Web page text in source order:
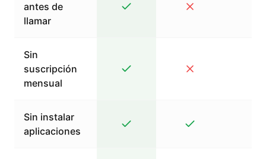
antes de
llamar
Sin
suscripción
mensual
Sin instalar
aplicaciones